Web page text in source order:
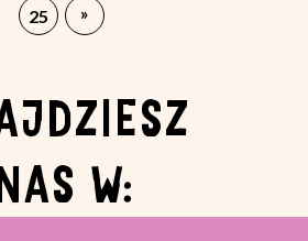
25 »
W: